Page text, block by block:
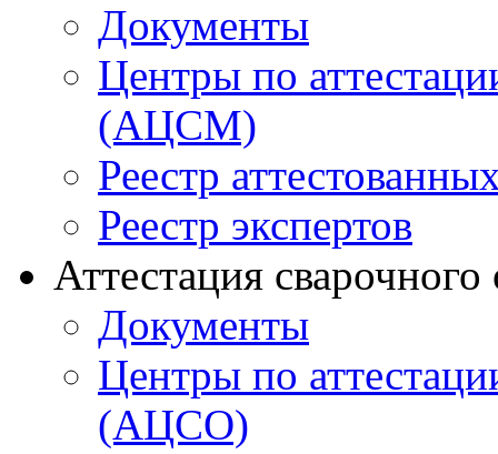
Документы
Центры по
(АЦСМ)
Реестр
Реестр экспертов
Аттестация
Документы
Центры по
(АЦСО)